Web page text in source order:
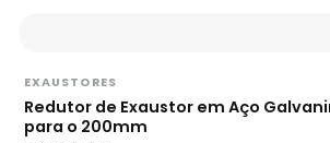
EXAUSTORES
Redutor de Exaustor em Aço
para o 200mm